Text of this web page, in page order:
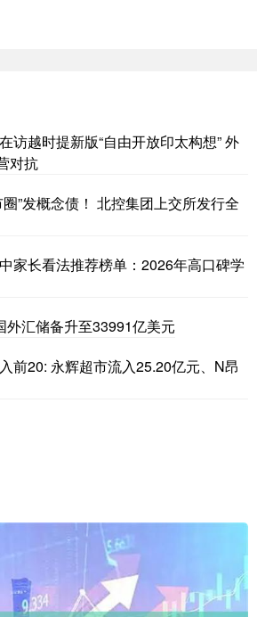
访越时提新版“自由开放印太构想” 外
对抗
”发概念债！ 北控集团上交所发行全
家长看法推荐榜单：2026年高口碑学
外汇储备升至33991亿美元
前20: 永辉超市流入25.20亿元、N昂